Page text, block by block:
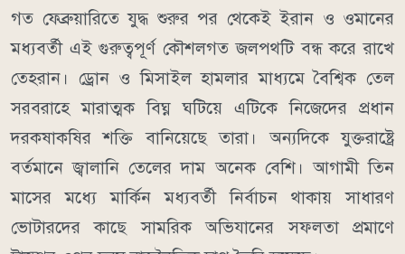
গত ফেব্রুয়ারিতে যুদ্ধ শুরুর পর থেকেই ইরান ও ওমানের
মধ্যবর্তী এই গুরুত্বপূর্ণ কৌশলগত জলপথটি বন্ধ করে রাখে
তেহরান। ড্রোন ও মিসাইল হামলার মাধ্যমে বৈশ্বিক তেল
সরবরাহে মারাত্মক বিঘ্ন ঘটিয়ে এটিকে নিজেদের প্রধান
দরকষাকষির শক্তি বানিয়েছে তারা। অন্যদিকে যুক্তরাষ্ট্রে
বর্তমানে জ্বালানি তেলের দাম অনেক বেশি। আগামী তিন
মাসের মধ্যে মার্কিন মধ্যবর্তী নির্বাচন থাকায় সাধারণ
ভোটারদের কাছে সামরিক অভিযানের সফলতা প্রমাণে